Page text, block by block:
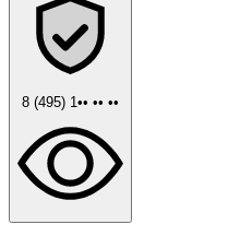
8 (495) 1•• •• ••